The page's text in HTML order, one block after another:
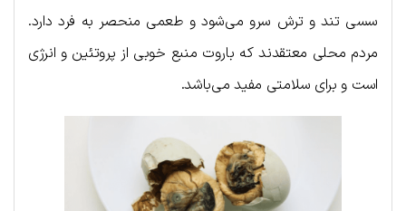
سسی تند و ترش سرو می‌شود و طعمی منحصر به فرد دارد.
مردم محلی معتقدند که باروت منبع خوبی از پروتئین و انرژی
است و برای سلامتی مفید می‌باشد.